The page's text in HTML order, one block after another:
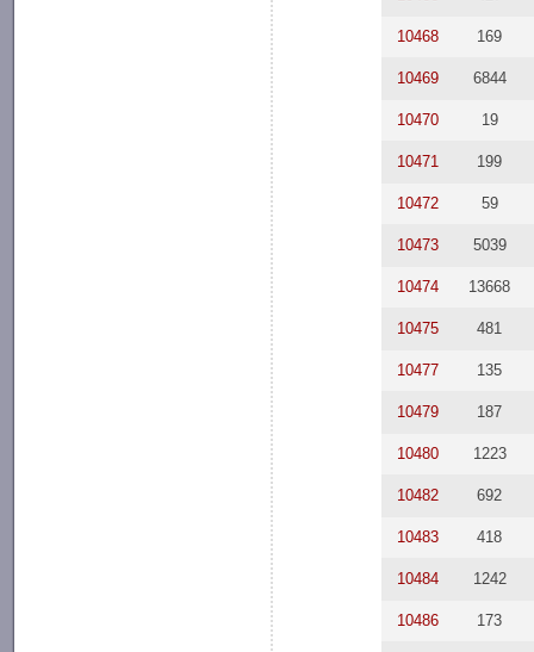
10468 169
10469 6844
10470 19
10471 199
10472 59
10473 5039
10474 13668
10475 481
10477 135
10479 187
10480 1223
10482 692
10483 418
10484 1242
10486 173